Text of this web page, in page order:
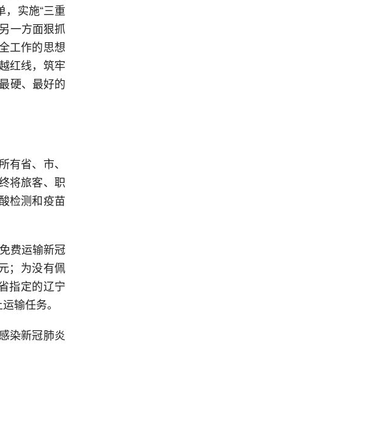
实施“三重
一方面狠抓
工作的思想
红线，筑牢
硬、最好的
省、市、
将旅客、职
检测和疫苗
费运输新冠
；为没有佩
指定的辽宁
输任务。
染新冠肺炎